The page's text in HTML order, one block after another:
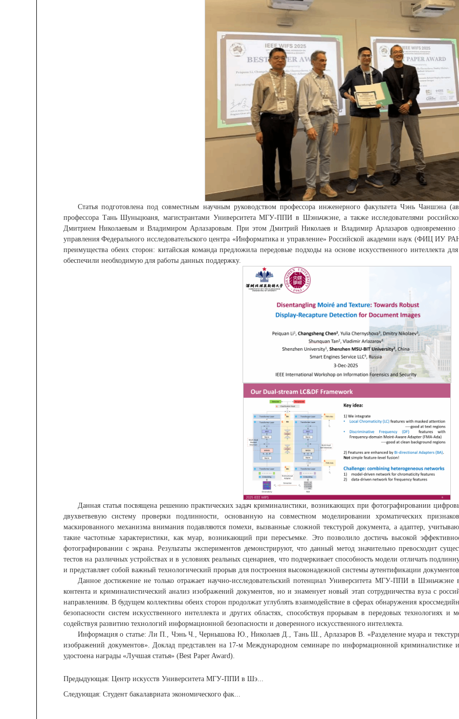
Статья подготовлена под совместным научным руководством профессора инженерного факультета Чэнь Чаншэна
профессора Тань Шуньцюаня, магистрантами Университета МГУ-ППИ в Шэньчжэне, а также исследователями
Дмитрием Николаевым и Владимиром Арлазаровым. При этом Дмитрий Николаев и Владимир Арлазаров одновременно
управления Федерального исследовательского центра «Информатика и управление» Российской академии наук (ФИЦ ИУ
преимущества обеих сторон: китайская команда предложила передовые подходы на основе искусственного интеллекта
обеспечили необходимую для работы данных поддержку.
Данная статья посвящена решению практических задач криминалистики, возникающих при фотографировании
двухветвевую систему проверки подлинности, основанную на совместном моделировании хроматических
маскированного механизма внимания подавляются помехи, вызванные сложной текстурой документа, а адаптер,
такие частотные характеристики, как муар, возникающий при пересъемке. Это позволило достичь высокой
фотографировании с экрана. Результаты экспериментов демонстрируют, что данный метод значительно превосходит
тестов на различных устройствах и в условиях реальных сценариев, что подчеркивает способность модели отличать
и представляет собой важный технологический прорыв для построения высоконадежной системы аутентификации документов.
Данное достижение не только отражает научно-исследовательский потенциал Университета МГУ-ППИ в Шэньчжэне
контента и криминалистический анализ изображений документов, но и знаменует новый этап сотрудничества вуза с
направлениям. В будущем коллективы обеих сторон продолжат углублять взаимодействие в сферах обнаружения
безопасности систем искусственного интеллекта и других областях, способствуя прорывам в передовых технологиях
содействуя развитию технологий информационной безопасности и доверенного искусственного интеллекта.
Информация о статье: Ли П., Чэнь Ч., Чернышова Ю., Николаев Д., Тань Ш., Арлазаров В. «Разделение муара и
изображений документов». Доклад представлен на 17-м Международном семинаре по информационной криминалистике
удостоена награды «Лучшая статья» (Best Paper Award).
Предыдующая: ​Центр искусств Университета МГУ-ППИ в Шэ...
Следующая: ​Студент бакалавриата экономического фак...